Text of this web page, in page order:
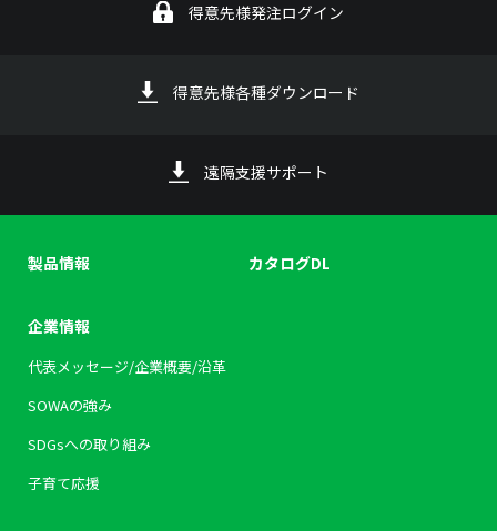
得意先様発注ログイン
得意先様各種ダウンロード
遠隔支援サポート
製品情報 カタログDL
企業情報
代表メッセージ/企業概要/沿革
SOWAの強み
SDGsへの取り組み
子育て応援